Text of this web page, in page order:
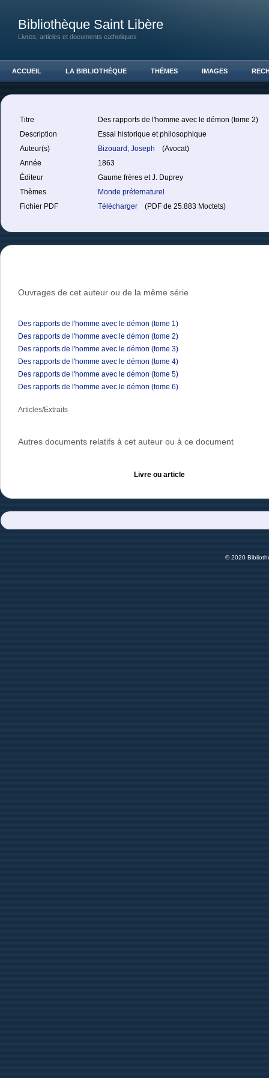
Bibliothèque Saint Libère
Livres, articles et documents catholiques
ACCUEIL LA BIBLIOTHÈQUE THÈMES IMAGES
Titre
Des rapports de l'homme avec le démon (tome 2)
Description
Essai historique et philosophique
Auteur(s)
Bizouard, Joseph
(Avocat)
Année
1863
Éditeur
Gaume frères et J. Duprey
Thèmes
Monde préternaturel
Fichier PDF
Télécharger (PDF de 25.883 Moctets)
Ouvrages de cet auteur ou de la même série
Des rapports de l'homme avec le démon (tome 1)
Des rapports de l'homme avec le démon (tome 2)
Des rapports de l'homme avec le démon (tome 3)
Des rapports de l'homme avec le démon (tome 4)
Des rapports de l'homme avec le démon (tome 5)
Des rapports de l'homme avec le démon (tome 6)
Articles/Extraits
Autres documents relatifs à cet auteur ou à ce document
Livre ou article
© 2020